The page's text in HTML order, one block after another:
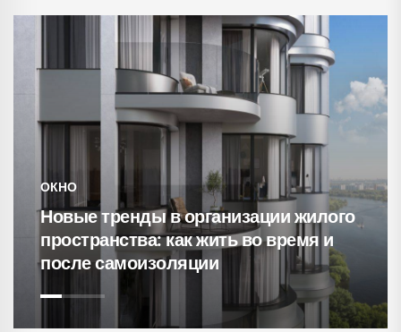
в организации жилого
как жить во время и
15